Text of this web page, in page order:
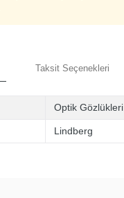
Taksit Seçenekleri
Optik Gözlükleri
Lindberg